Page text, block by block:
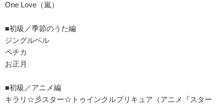
One Love（嵐）
■初級／季節のうた編
ジングルベル
ペチカ
お正月
■初級／アニメ編
キラリ☆彡スター☆トゥインクルプリキュア（アニメ『スター